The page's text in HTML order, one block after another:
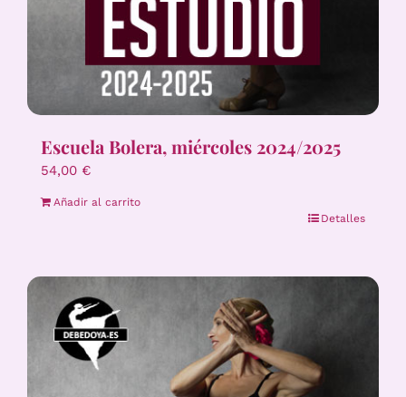
Escuela Bolera, miércoles 2024/2025
54,00 €
Añadir al carrito
Detalles